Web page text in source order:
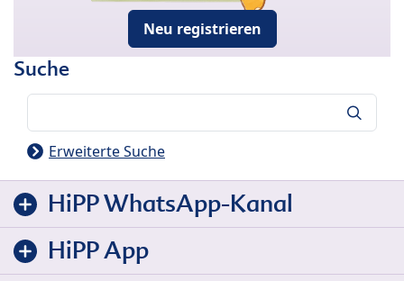
Neu registrieren
Suche
Erweiterte Suche
HiPP WhatsApp-Kanal
HiPP App